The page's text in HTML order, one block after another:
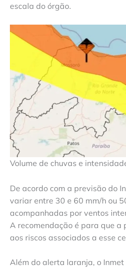
escala do órgão.
Volume de chuvas e
De acordo com a previsão do
variar entre 30 e 60 mm/h ou
acompanhadas por ventos
A recomendação é para que
aos riscos associados a esse
Além do alerta laranja, o